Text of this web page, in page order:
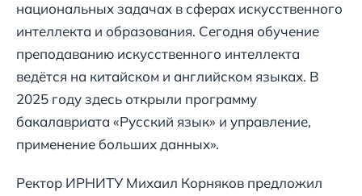
национальных задачах в сферах искусственного
интеллекта и образования. Сегодня обучение
преподаванию искусственного интеллекта
ведётся на китайском и английском языках. В
2025 году здесь открыли программу
бакалавриата «Русский язык» и управление,
применение больших данных».
Ректор ИРНИТУ Михаил Корняков предложил